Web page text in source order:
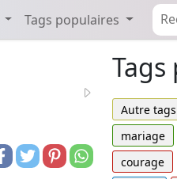
Tags populaires
Autre tags
mariage
courage